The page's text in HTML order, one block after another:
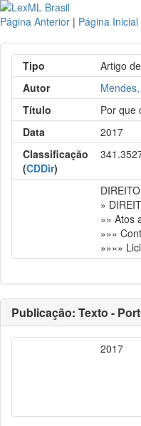
Página Anterior | Página Inicial
Tipo
Artigo
Autor
Título
Por que
Data
2017
Classificação
(CDDir)
»
»» Atos
»»»
»»»»
Publicação: Texto -
2017